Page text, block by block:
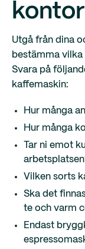
Utgå från dina
bestämma
Svara på
kaffemaskin:
Hur många
Hur många
Tar ni emot
Vilken sorts
Ska det
te och varm
Endast